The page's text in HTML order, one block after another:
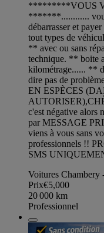
*********VOUS
*******............
débarrasser et
tout types de
** avec ou sans
technique. ** boite
kilométrage...... **
dire pas de
EN ESPÈCES
c'est négative alors
par MESSAGE
viens à vous sans
professionnels !!
SMS
Voitures Chambery
Prix€5,000
20 000 km
Professionnel